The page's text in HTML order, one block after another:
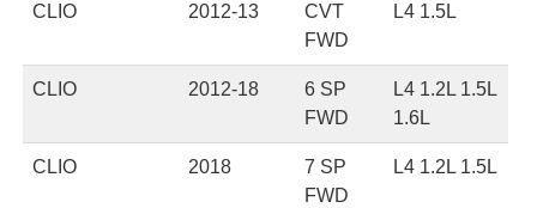
CLIO 2012-13
CVT
FWD
L4 1.5L
CLIO 2012-18
6 SP
FWD
L4 1.2L 1.5L
1.6L
CLIO 2018
7 SP
FWD
L4 1.2L 1.5L